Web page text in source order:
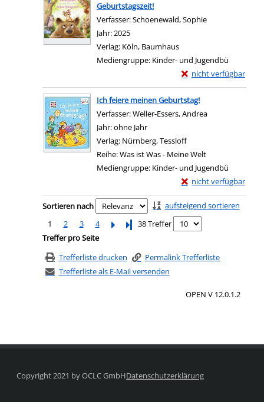
Geburtstagszeit!
Verfasser:Schoenewald, Sophie
Jahr:2025
Verlag: Köln, Baumhaus
Mediengruppe: Kinder- und Jugendbü
nicht verfügbar
Exemplar-Details von
Zum Download von
Ich feiere meinen Geburtstag!
Verfasser:Weller-Essers, Andrea
Jahr:ohne Jahr
Verlag: Nürnberg, Tessloff
Reihe:Was ist Was - Meine Welt
Mediengruppe: Kinder- und Jugendbü
nicht verfügbar
Exemplar-Details von
Zum Download von
Zu den Suchfiltern springen
Sortieren nach
aufsteigend sortieren
1
2 3 4 Letzte Seite
38 Treffer
Treffer pro Seite
Trefferliste drucken
Permalink Trefferliste
Trefferliste als E-Mail versenden
OPEN V 12.0.1.2
Copyright 2021 by OCLC GmbHDatenschutzerklärung